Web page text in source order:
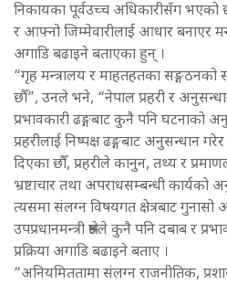
निकायका पूर्वउच्च अधिकारीसँग
र आफ्नो जिम्मेवारीलाई आधार बनाएर
अगाडि बढाइने बताएका हुन् ।
“गृह मन्त्रालय र माहतहतका सङ्गठनको
छौँ”, उनले भने, “नेपाल प्रहरी र
प्रभावकारी ढङ्गबाट कुनै पनि घटनाको
प्रहरीलाई निष्पक्ष ढङ्गबाट अनुसन्धान
दिएका छौँ, प्रहरीले कानुन, तथ्य र
भ्रष्टाचार तथा अपराधसम्बन्धी कार्यको
त्यसमा संलग्न विषयगत क्षेत्रबाट
उपप्रधानमन्त्री श्रेष्ठले कुनै पनि दबाब र
प्रक्रिया अगाडि बढाइने बताए ।
“अनियमिततामा संलग्न राजनीतिक,